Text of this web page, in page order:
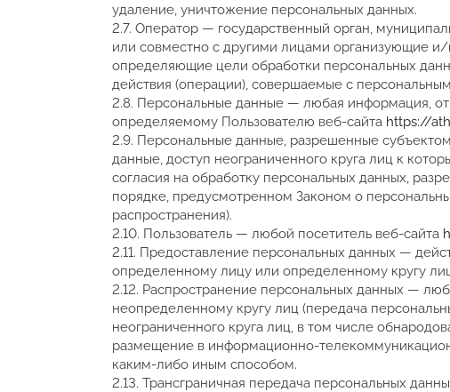
удаление, уничтожение персональных данных.
2.7. Оператор — государственный орган,
или совместно с другими лицами организующие
определяющие цели обработки персональных
действия (операции), совершаемые с
2.8. Персональные данные — любая информация,
определяемому Пользователю веб-сайта https://
2.9. Персональные данные, разрешенные
данные, доступ неограниченного круга лиц к
согласия на обработку персональных данных,
порядке, предусмотренном Законом о
распространения).
2.10. Пользователь — любой посетитель веб-сайта
2.11. Предоставление персональных данных —
определенному лицу или определенному кругу
2.12. Распространение персональных данных —
неопределенному кругу лиц (передача
неограниченного круга лиц, в том числе
размещение в информационно-
каким-либо иным способом.
2.13. Трансграничная передача персональных